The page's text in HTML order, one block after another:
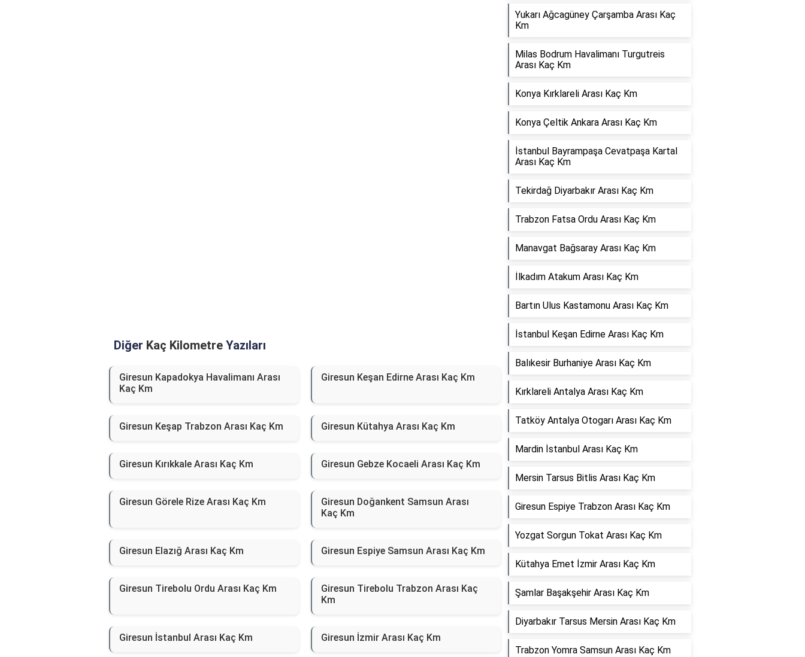
Diğer Kaç Kilometre Yazıları
Giresun Kapadokya Havalimanı Arası
Kaç Km
Giresun Keşan Edirne Arası Kaç Km
Giresun Keşap Trabzon Arası Kaç Km Giresun Kütahya Arası Kaç Km
Giresun Kırıkkale Arası Kaç Km Giresun Gebze Kocaeli Arası Kaç Km
Giresun Görele Rize Arası Kaç Km
Giresun Doğankent Samsun Arası
Kaç Km
Giresun Elazığ Arası Kaç Km Giresun Espiye Samsun Arası Kaç Km
Giresun Tirebolu Ordu Arası Kaç Km
Giresun Tirebolu Trabzon Arası Kaç
Km
Giresun İstanbul Arası Kaç Km Giresun İzmir Arası Kaç Km
Yukarı Ağcagüney Çarşamba Arası Kaç
Km
Milas Bodrum Havalimanı Turgutreis
Arası Kaç Km
Konya Kırklareli Arası Kaç Km
Konya Çeltik Ankara Arası Kaç Km
İstanbul Bayrampaşa Cevatpaşa Kartal
Arası Kaç Km
Tekirdağ Diyarbakır Arası Kaç Km
Trabzon Fatsa Ordu Arası Kaç Km
Manavgat Bağsaray Arası Kaç Km
İlkadım Atakum Arası Kaç Km
Bartın Ulus Kastamonu Arası Kaç Km
İstanbul Keşan Edirne Arası Kaç Km
Balıkesir Burhaniye Arası Kaç Km
Kırklareli Antalya Arası Kaç Km
Tatköy Antalya Otogarı Arası Kaç Km
Mardin İstanbul Arası Kaç Km
Mersin Tarsus Bitlis Arası Kaç Km
Giresun Espiye Trabzon Arası Kaç Km
Yozgat Sorgun Tokat Arası Kaç Km
Kütahya Emet İzmir Arası Kaç Km
Şamlar Başakşehir Arası Kaç Km
Diyarbakır Tarsus Mersin Arası Kaç Km
Trabzon Yomra Samsun Arası Kaç Km